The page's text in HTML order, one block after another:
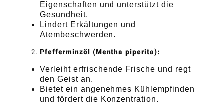
Eigenschaften und unterstützt die
Gesundheit.
Lindert Erkältungen und
Atembeschwerden.
Pfefferminzöl (Mentha piperita):
Verleiht erfrischende Frische und regt
den Geist an.
Bietet ein angenehmes Kühlempfinden
und fördert die Konzentration.